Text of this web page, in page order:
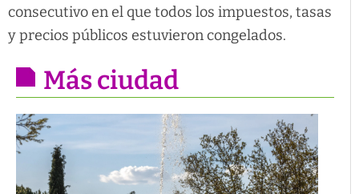
consecutivo en el que todos los impuestos, tasas
y precios públicos estuvieron congelados.
Más ciudad